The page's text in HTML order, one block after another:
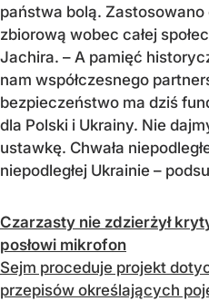
państwa bolą.
zbiorową wobec całej
Jachira. – A pamięć
nam współczesnego
bezpieczeństwo ma dziś
dla Polski i Ukrainy. Nie
ustawkę. Chwała
niepodległej Ukrainie –
Czarzasty nie zdzierżył
posłowi mikrofon
Sejm proceduje projekt
przepisów określających